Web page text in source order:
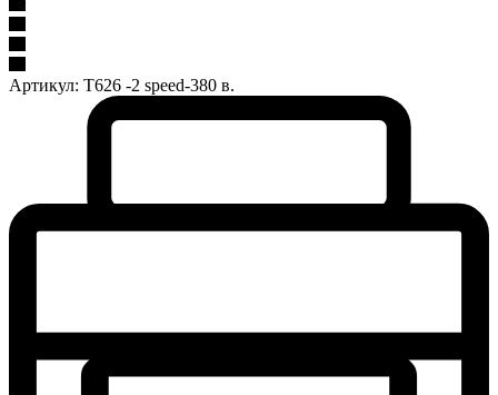
Артикул: T626 -2 speed-380 в.